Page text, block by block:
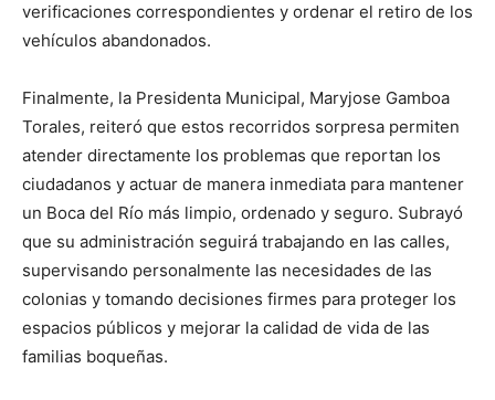
verificaciones correspondientes y ordenar el retiro de los
vehículos abandonados.
Finalmente, la Presidenta Municipal, Maryjose Gamboa
Torales, reiteró que estos recorridos sorpresa permiten
atender directamente los problemas que reportan los
ciudadanos y actuar de manera inmediata para mantener
un Boca del Río más limpio, ordenado y seguro. Subrayó
que su administración seguirá trabajando en las calles,
supervisando personalmente las necesidades de las
colonias y tomando decisiones firmes para proteger los
espacios públicos y mejorar la calidad de vida de las
familias boqueñas.